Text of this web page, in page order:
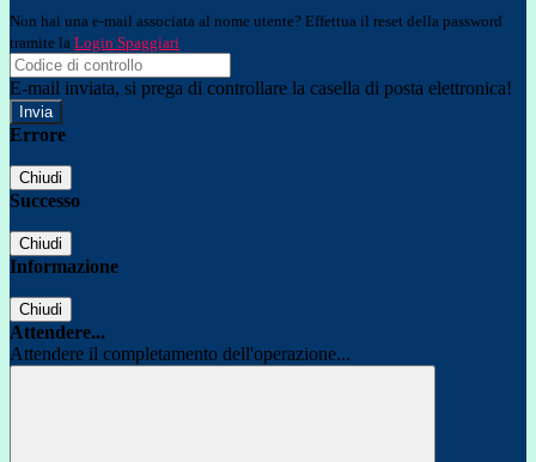
Non hai una e-mail associata al nome utente? Effettua il reset della password
tramite la Login Spaggiari
E-mail inviata, si prega di controllare la casella di posta elettronica!
Errore
Chiudi
Successo
Chiudi
Informazione
Chiudi
Attendere...
Attendere il completamento dell'operazione...